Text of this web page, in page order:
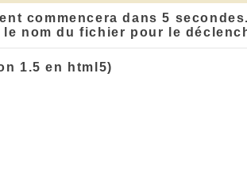
commencera dans 5 secondes.
nom du fichier pour le
1.5 en html5)